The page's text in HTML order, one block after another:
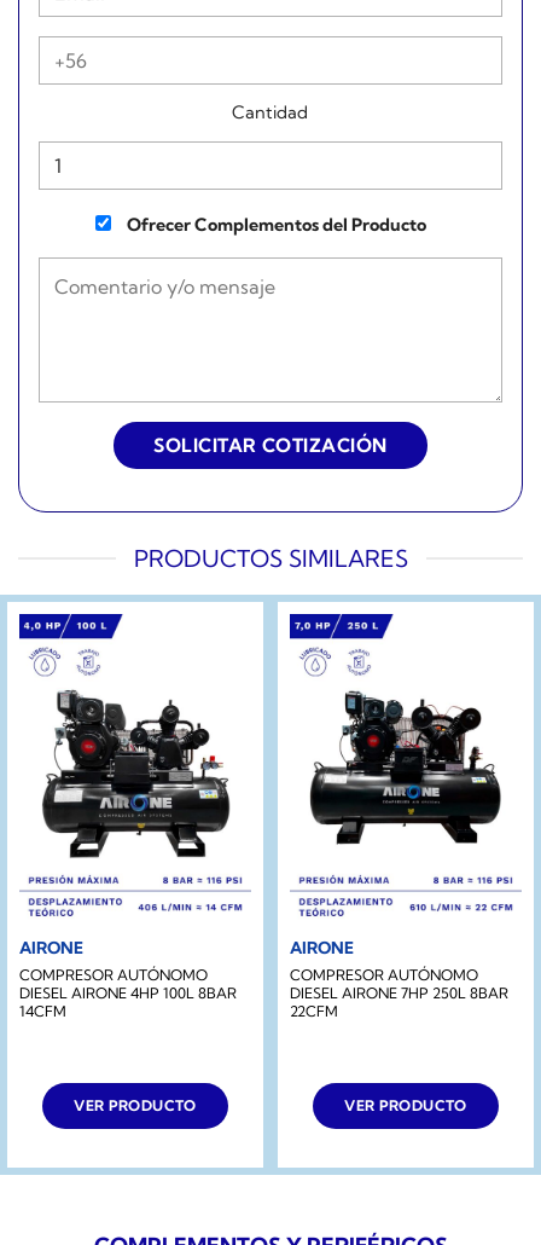
Cantidad
Ofrecer Complementos del Producto
PRODUCTOS SIMILARES
AIRONE
COMPRESOR AUTÓNOMO
DIESEL AIRONE 4HP 100L 8BAR
14CFM
VER PRODUCTO
AIRONE
COMPRESOR AUTÓNOMO
DIESEL AIRONE 7HP 250L 8BAR
22CFM
VER PRODUCTO